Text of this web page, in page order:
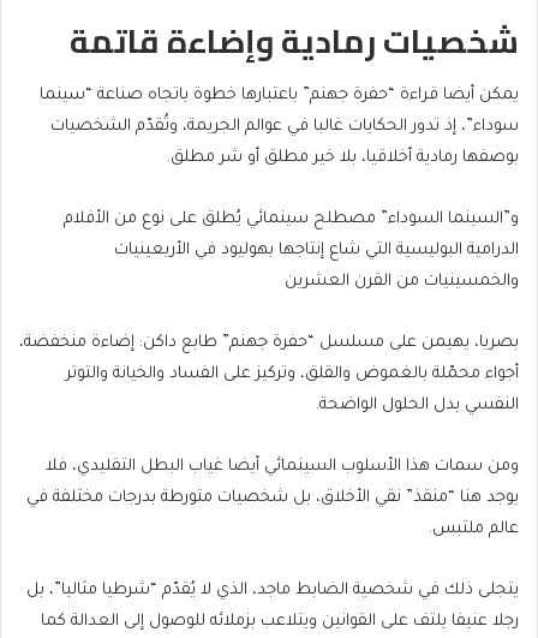
شخصيات رمادية وإضاءة قاتمة
يمكن أيضا قراءة “حفرة جهنم” باعتبارها خطوة باتجاه صناعة “سينما
سوداء”، إذ تدور الحكايات غالبا في عوالم الجريمة، وتُقدّم الشخصيات
بوصفها رمادية أخلاقيا، بلا خير مطلق أو شر مطلق.
و”السينما السوداء” مصطلح سينمائي يُطلق على نوع من الأفلام
الدرامية البوليسية التي شاع إنتاجها بهوليود في الأربعينيات
والخمسينيات من القرن العشرين
بصريا، يهيمن على مسلسل “حفرة جهنم” طابع داكن: إضاءة منخفضة،
أجواء محمّلة بالغموض والقلق، وتركيز على الفساد والخيانة والتوتر
النفسي بدل الحلول الواضحة.
ومن سمات هذا الأسلوب السينمائي أيضا غياب البطل التقليدي، فلا
يوجد هنا “منقذ” نقي الأخلاق، بل شخصيات متورطة بدرجات مختلفة في
عالم ملتبس.
يتجلى ذلك في شخصية الضابط ماجد، الذي لا يُقدّم “شرطيا مثاليا”، بل
رجلا عنيفا يلتف على القوانين ويتلاعب بزملائه للوصول إلى العدالة كما